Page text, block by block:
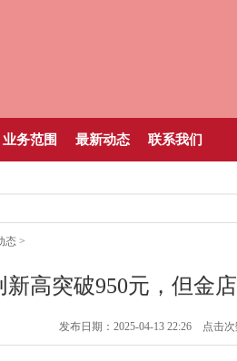
业务范围 最新动态 联系我们
态 >
新高突破950元，但金
发布日期：2025-04-13 22:26 点击次